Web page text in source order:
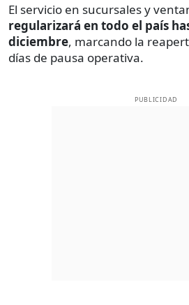
El servicio en sucursales y
regularizará en todo el país
diciembre, marcando la
días de pausa operativa.
PUBLICIDAD